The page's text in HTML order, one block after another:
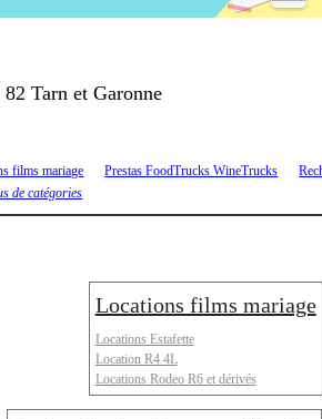
82 Tarn et Garonne
films mariage Prestas FoodTrucks WineTrucks
de catégories
Locations films mariage
Locations Estafette
Location R4 4L
Locations Rodeo R6 et dérivés